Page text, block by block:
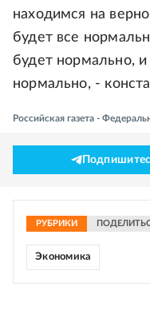
находимся на
будет все
будет нормально,
нормально, -
Российская газета -
РУБРИКИ
Экономика